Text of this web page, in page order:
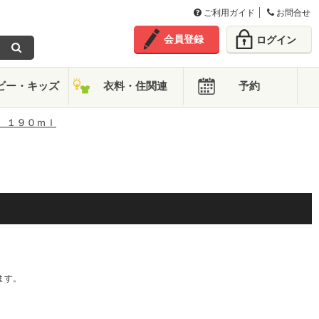
ご利用ガイド お問合せ
会員登録 ログイン
ー・キッズ 衣料・住関連 予約
９０ｍｌ
。